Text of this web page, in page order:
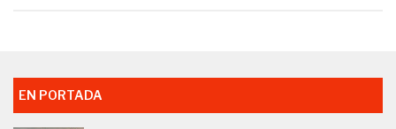
EN PORTADA